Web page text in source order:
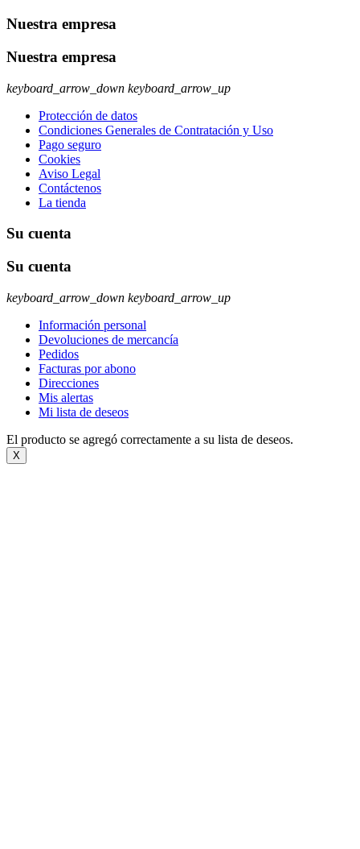
Nuestra empresa
Nuestra empresa
keyboard_arrow_down keyboard_arrow_up
Protección de datos
Condiciones Generales de Contratación y Uso
Pago seguro
Cookies
Aviso Legal
Contáctenos
La tienda
Su cuenta
Su cuenta
keyboard_arrow_down keyboard_arrow_up
Información personal
Devoluciones de mercancía
Pedidos
Facturas por abono
Direcciones
Mis alertas
Mi lista de deseos
El producto se agregó correctamente a su lista de deseos.
X